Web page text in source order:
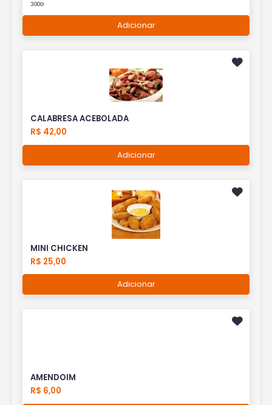
300G
Adicionar
CALABRESA ACEBOLADA
R$ 42,00
Adicionar
MINI CHICKEN
R$ 25,00
Adicionar
AMENDOIM
R$ 6,00